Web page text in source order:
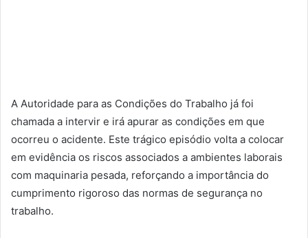
A Autoridade para as Condições do Trabalho já foi
chamada a intervir e irá apurar as condições em que
ocorreu o acidente. Este trágico episódio volta a colocar
em evidência os riscos associados a ambientes laborais
com maquinaria pesada, reforçando a importância do
cumprimento rigoroso das normas de segurança no
trabalho.